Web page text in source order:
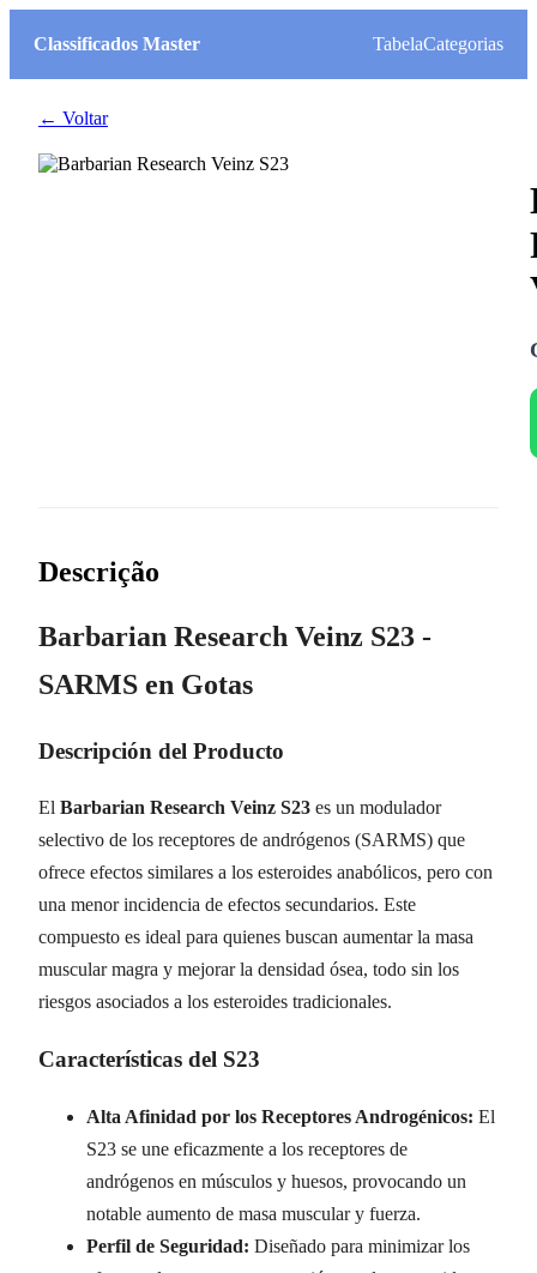
Classificados Master TabelaCategorias
← Voltar
Descrição
Barbarian Research Veinz S23 -
SARMS en Gotas
Descripción del Producto
El Barbarian Research Veinz S23 es un modulador
selectivo de los receptores de andrógenos (SARMS) que
ofrece efectos similares a los esteroides anabólicos, pero con
una menor incidencia de efectos secundarios. Este
compuesto es ideal para quienes buscan aumentar la masa
muscular magra y mejorar la densidad ósea, todo sin los
riesgos asociados a los esteroides tradicionales.
Características del S23
Alta Afinidad por los Receptores Androgénicos: El
S23 se une eficazmente a los receptores de
andrógenos en músculos y huesos, provocando un
notable aumento de masa muscular y fuerza.
Perfil de Seguridad: Diseñado para minimizar los